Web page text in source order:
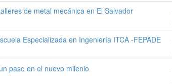
de metal mecánica en El Salvador
Especializada en Ingeniería ITCA -FEPADE
paso en el nuevo milenio